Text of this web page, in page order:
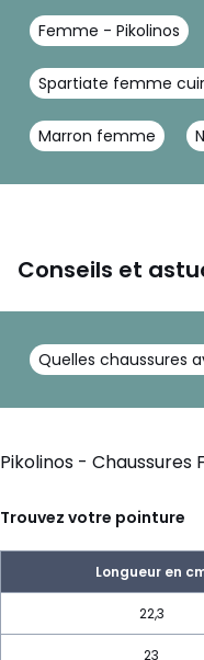
Femme - Pikolinos
Spartiate femme
Marron femme
Conseils et
Quelles chaussures
Pikolinos - Chaussures
Trouvez votre pointure
Longueur en
22,3
23